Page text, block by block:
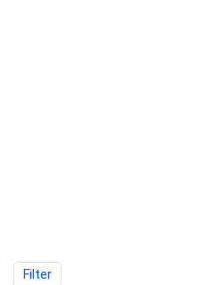
Filter